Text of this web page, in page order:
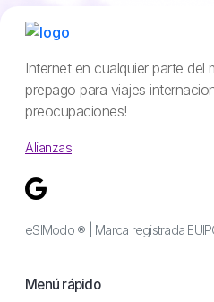
Internet en cualquier parte
prepago para viajes
preocupaciones!
Alianzas
eSIModo ® | Marca registrada
Menú rápido